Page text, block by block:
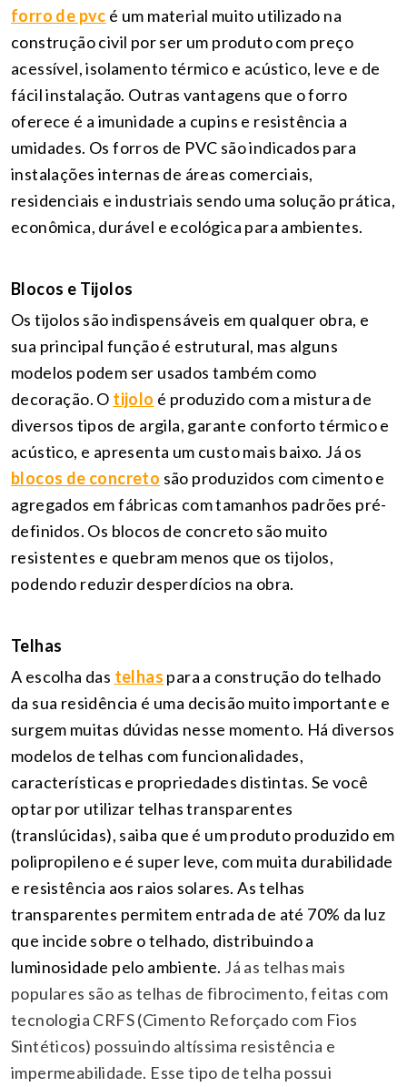
forro de pvc é um material muito utilizado na
construção civil por ser um produto com preço
acessível, isolamento térmico e acústico, leve e de
fácil instalação. Outras vantagens que o forro
oferece é a imunidade a cupins e resistência a
umidades. Os forros de PVC são indicados para
instalações internas de áreas comerciais,
residenciais e industriais sendo uma solução prática,
econômica, durável e ecológica para ambientes.
Blocos e Tijolos
Os tijolos são indispensáveis em qualquer obra, e
sua principal função é estrutural, mas alguns
modelos podem ser usados também como
decoração. O tijolo é produzido com a mistura de
diversos tipos de argila, garante conforto térmico e
acústico, e apresenta um custo mais baixo. Já os
blocos de concreto são produzidos com cimento e
agregados em fábricas com tamanhos padrões pré-
definidos. Os blocos de concreto são muito
resistentes e quebram menos que os tijolos,
podendo reduzir desperdícios na obra.
Telhas
A escolha das telhas para a construção do telhado
da sua residência é uma decisão muito importante e
surgem muitas dúvidas nesse momento. Há diversos
modelos de telhas com funcionalidades,
características e propriedades distintas. Se você
optar por utilizar telhas transparentes
(translúcidas), saiba que é um produto produzido em
polipropileno e é super leve, com muita durabilidade
e resistência aos raios solares. As telhas
transparentes permitem entrada de até 70% da luz
que incide sobre o telhado, distribuindo a
luminosidade pelo ambiente. Já as telhas mais
populares são as telhas de fibrocimento, feitas com
tecnologia CRFS (Cimento Reforçado com Fios
Sintéticos) possuindo altíssima resistência e
impermeabilidade. Esse tipo de telha possui